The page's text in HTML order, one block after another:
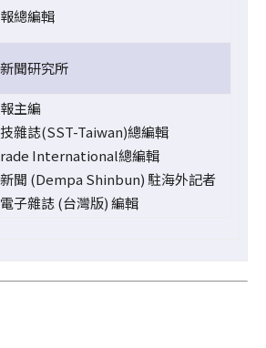
總編輯
聞研究所
主編
雜誌(SST-Taiwan)總編輯
International總編輯
聞 (Dempa Shinbun) 駐海外記者
子雜誌 (台灣版) 編輯